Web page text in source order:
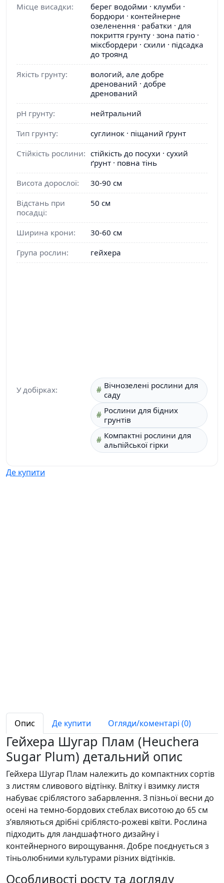
Місце висадки:
берег водойми · клумби ·
бордюри · контейнерне
озеленення · рабатки · для
покриття грунту · зона патіо ·
міксбордери · схили · підсадка
до троянд
Якість грунту:
вологий, але добре
дренований · добре
дренований
pH грунту:
нейтральний
Тип грунту:
суглинок · піщаний ґрунт
Стійкість рослини: стійкість до посухи · сухий
ґрунт · повна тінь
Висота дорослої:
30-90 см
Відстань при
посадці:
50 см
Ширина крони:
30-60 см
Група рослин:
гейхера
У добірках:
Вічнозелені рослини для
саду
Рослини для бідних
грунтів
Компактні рослини для
альпійської гірки
Де купити
Опис Де купити Огляди/коментарі (0)
Гейхера Шугар Плам (Heuchera
Sugar Plum) детальний опис
Гейхера Шугар Плам належить до компактних сортів
з листям сливового відтінку. Влітку і взимку листя
набуває сріблястого забарвлення. З пізньої весни до
осені на темно-бордових стеблах висотою до 65 см
з’являються дрібні сріблясто-рожеві квіти. Рослина
підходить для ландшафтного дизайну і
контейнерного вирощування. Добре поєднується з
тіньолюбними культурами різних відтінків.
Особливості росту та догляду